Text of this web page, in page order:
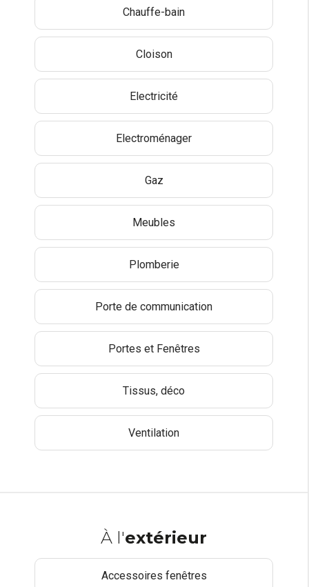
Chauffe-bain
Cloison
Electricité
Electroménager
Gaz
Meubles
Plomberie
Porte de communication
Portes et Fenêtres
Tissus, déco
Ventilation
À l'extérieur
Accessoires fenêtres